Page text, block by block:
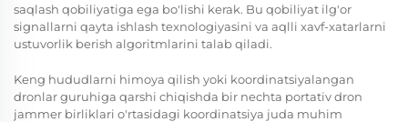
saqlash qobiliyatiga ega bo'lishi kerak. Bu qobiliyat ilg'or
signallarni qayta ishlash texnologiyasini va aqlli xavf-xatarlarni
ustuvorlik berish algoritmlarini talab qiladi.
Keng hududlarni himoya qilish yoki koordinatsiyalangan
dronlar guruhiga qarshi chiqishda bir nechta portativ dron
jammer birliklari o'rtasidagi koordinatsiya juda muhim